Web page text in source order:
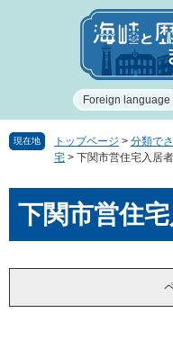
で
ば
Foreign language
現在地 トップページ > 分類で
宅 > 下関市営住宅入居
下関市営住